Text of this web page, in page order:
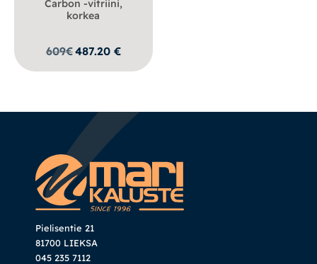
Carbon -vitriini,
korkea
609€487.20 €
Pielisentie 21
81700 LIEKSA
045 235 7112